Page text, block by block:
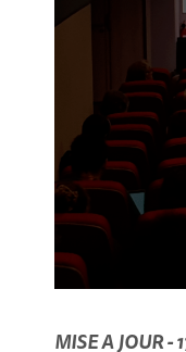
MISE A JOUR